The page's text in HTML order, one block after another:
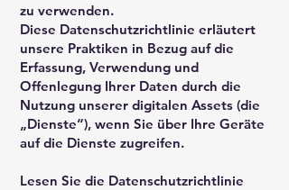
zu verwenden.
Diese Datenschutzrichtlinie erläutert
unsere Praktiken in Bezug auf die
Erfassung, Verwendung und
Offenlegung Ihrer Daten durch die
Nutzung unserer digitalen Assets (die
„Dienste“), wenn Sie über Ihre Geräte
auf die Dienste zugreifen.
Lesen Sie die Datenschutzrichtlinie